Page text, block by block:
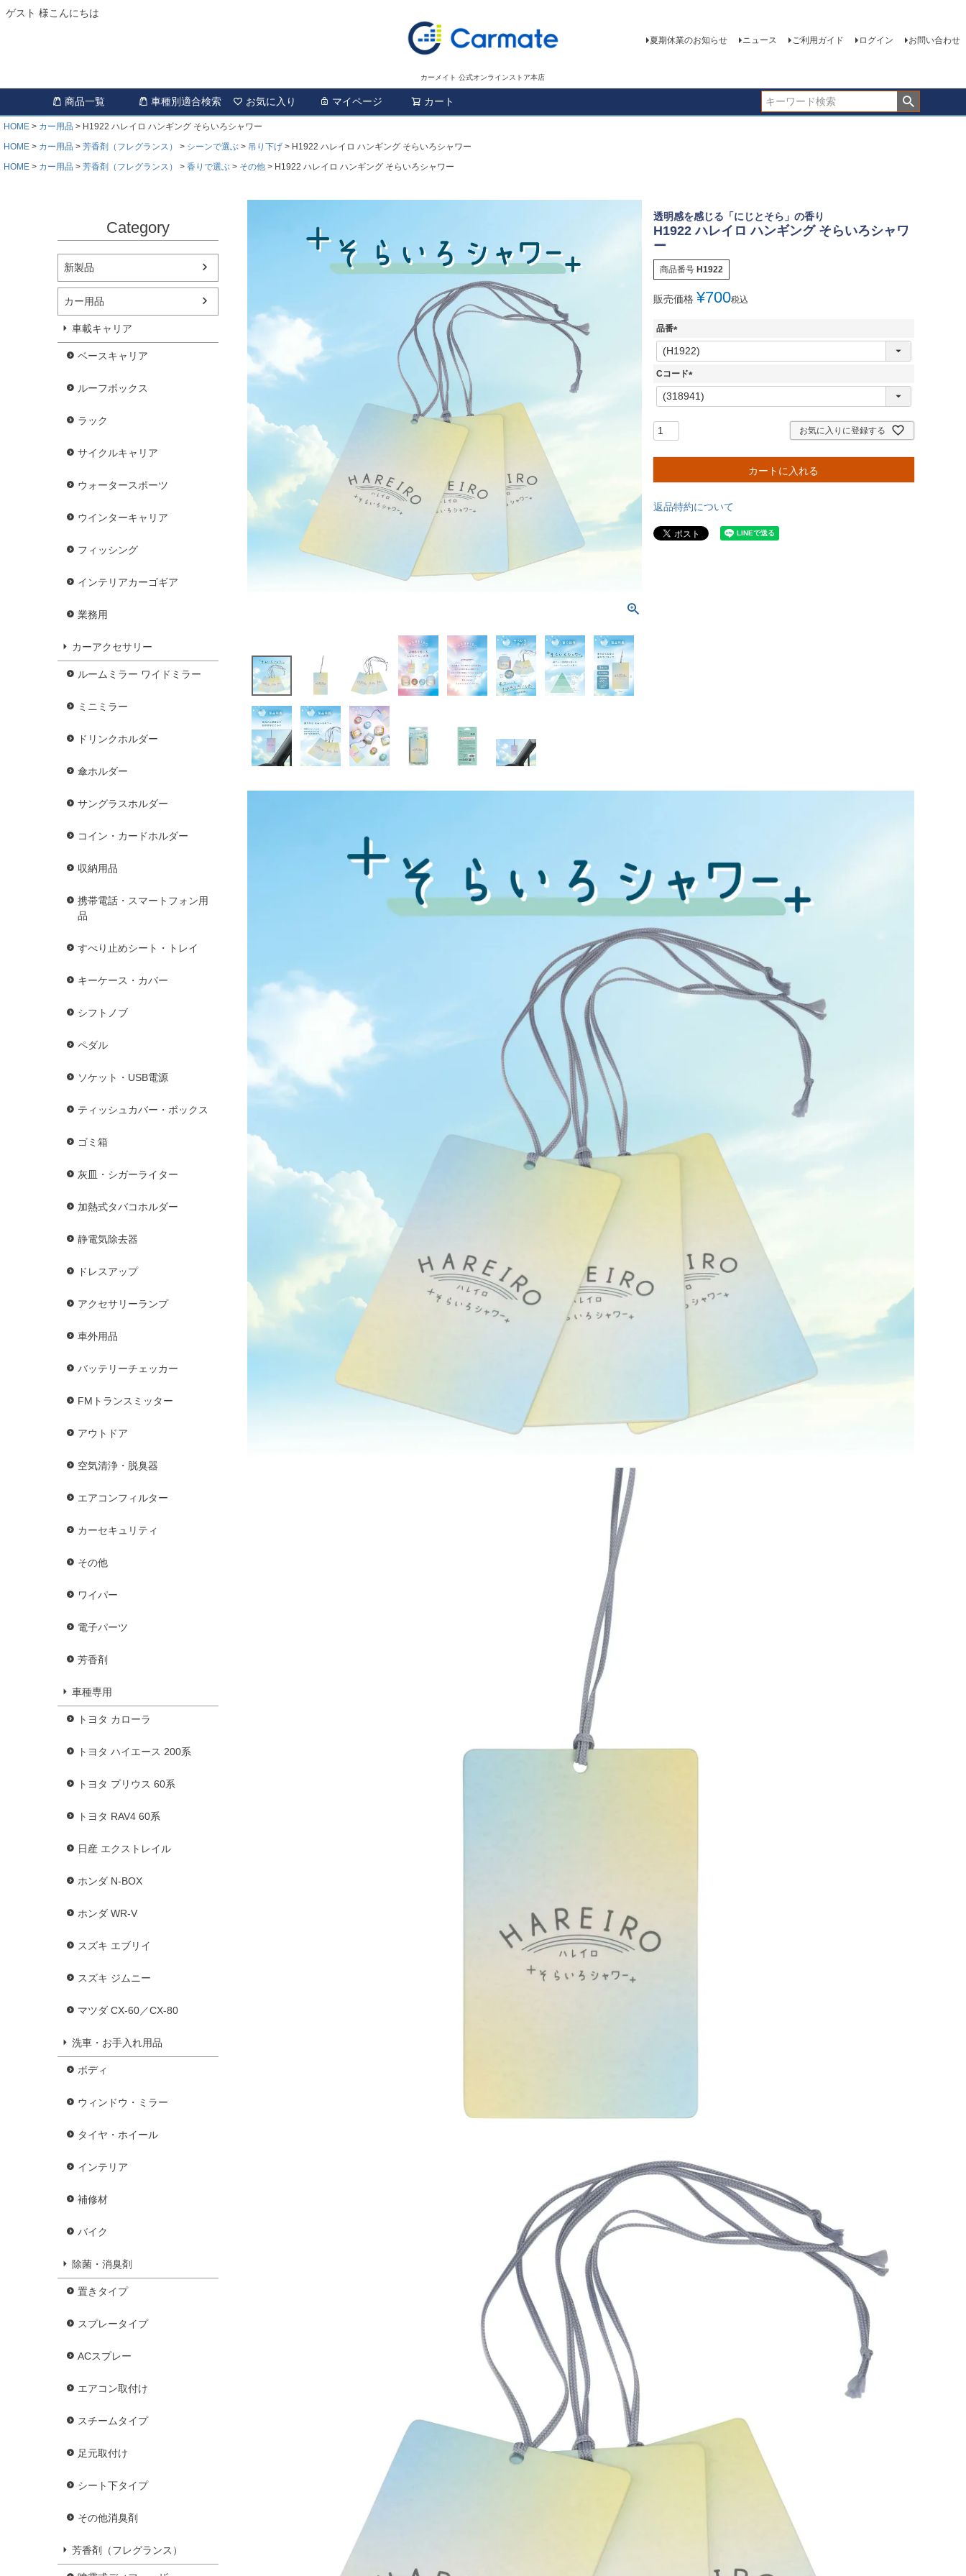
ゲスト 様こんにちは
カーメイト 公式オンラインストア本店
夏期休業のお知らせ ニュース ご利用ガイド ログイン お問い合わせ
商品一覧 車種別適合検索 お気に入り マイページ カート
HOME カー用品
H1922 ハレイロ ハンギング そらいろシャワー
HOME
カー用品 芳香剤（フレグランス） シーンで選ぶ 吊り下げ
H1922 ハレイロ ハンギング そらいろシャワー
HOME
カー用品 芳香剤（フレグランス） 香りで選ぶ その他 H1922 ハレイロ ハンギング そらいろシャワー
Category
新製品
カー用品
車載キャリア
ベースキャリア
ルーフボックス
ラック
サイクルキャリア
ウォータースポーツ
ウインターキャリア
フィッシング
インテリアカーゴギア
業務用
カーアクセサリー
ルームミラー ワイドミラー
ミニミラー
ドリンクホルダー
傘ホルダー
サングラスホルダー
コイン・カードホルダー
収納用品
携帯電話・スマートフォン用
品
すべり止めシート・トレイ
キーケース・カバー
シフトノブ
ペダル
ソケット・USB電源
ティッシュカバー・ボックス
ゴミ箱
灰皿・シガーライター
加熱式タバコホルダー
静電気除去器
ドレスアップ
アクセサリーランプ
車外用品
バッテリーチェッカー
FMトランスミッター
アウトドア
空気清浄・脱臭器
エアコンフィルター
カーセキュリティ
その他
ワイパー
電子パーツ
芳香剤
車種専用
トヨタ カローラ
トヨタ ハイエース 200系
トヨタ プリウス 60系
トヨタ RAV4 60系
日産 エクストレイル
ホンダ N-BOX
ホンダ WR-V
スズキ エブリイ
スズキ ジムニー
マツダ CX-60／CX-80
洗車・お手入れ用品
ボディ
ウィンドウ・ミラー
タイヤ・ホイール
インテリア
補修材
バイク
除菌・消臭剤
置きタイプ
スプレータイプ
ACスプレー
エアコン取付け
スチームタイプ
足元取付け
シート下タイプ
その他消臭剤
芳香剤（フレグランス）
透明感を感じる「にじとそら」の香り
H1922 ハレイロ ハンギング そらいろシャワ
ー
商品番号 H1922
販売価格 ¥700税込
品番
(
必
須
Cコード
(
必
お気に入りに登録する
カートに入れる
返品特約について